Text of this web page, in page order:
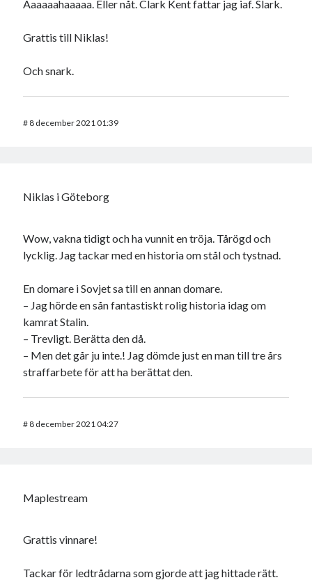
Aaaaaahaaaaa. Eller nåt. Clark Kent fattar jag iaf. Slark.
Grattis till Niklas!
Och snark.
# 8 december 2021 01:39
Niklas i Göteborg
Wow, vakna tidigt och ha vunnit en tröja. Tårögd och
lycklig. Jag tackar med en historia om stål och tystnad.
En domare i Sovjet sa till en annan domare.
– Jag hörde en sån fantastiskt rolig historia idag om
kamrat Stalin.
– Trevligt. Berätta den då.
– Men det går ju inte.! Jag dömde just en man till tre års
straffarbete för att ha berättat den.
# 8 december 2021 04:27
Maplestream
Grattis vinnare!
Tackar för ledtrådarna som gjorde att jag hittade rätt.